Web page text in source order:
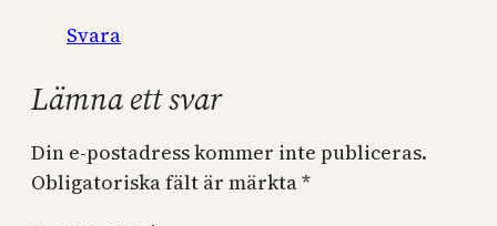
Svara
Lämna ett svar
Din e-postadress kommer inte publiceras.
Obligatoriska fält är märkta*